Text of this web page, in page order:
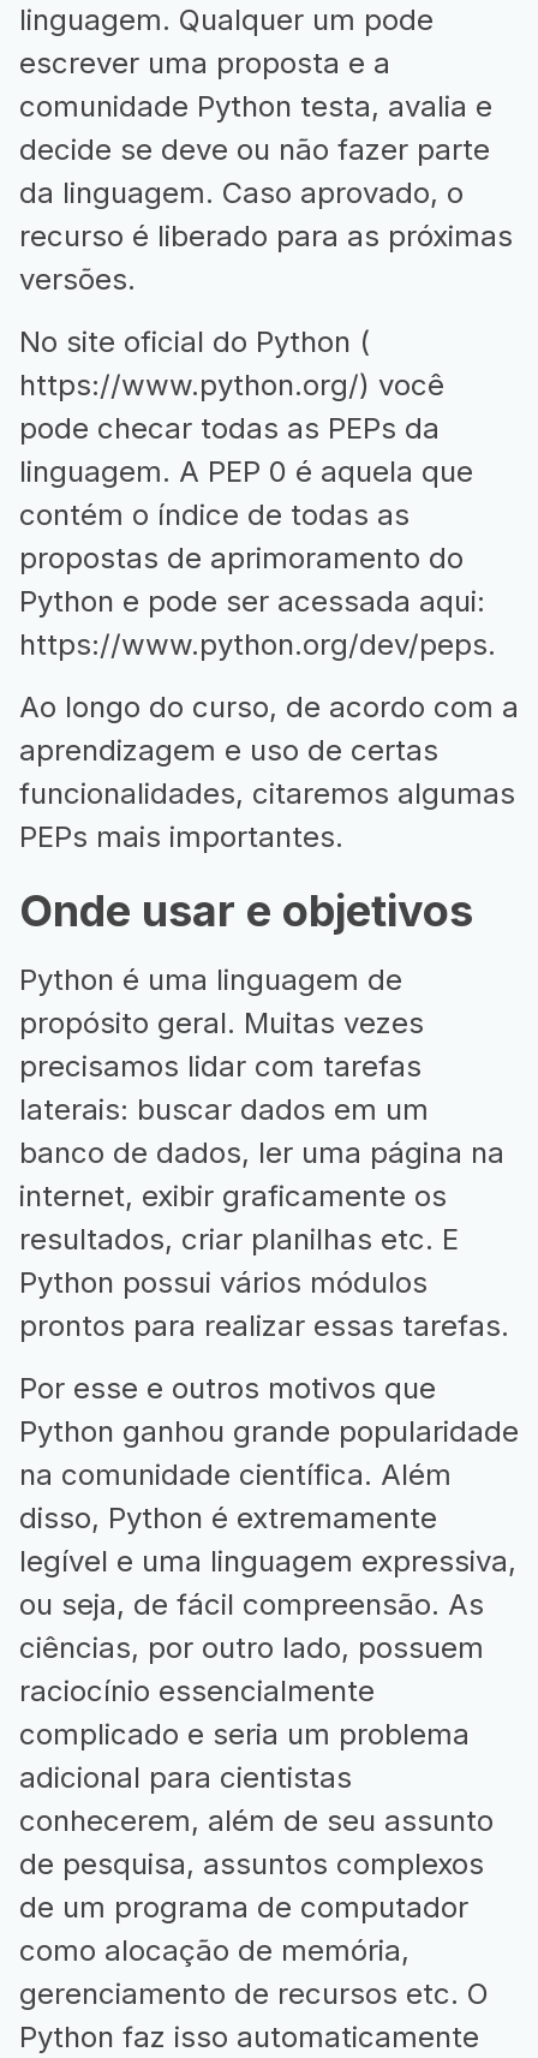
linguagem. Qualquer um pode
escrever uma proposta e a
comunidade Python testa, avalia e
decide se deve ou não fazer parte
da linguagem. Caso aprovado, o
recurso é liberado para as próximas
versões.
No site oficial do Python (
https://www.python.org/) você
pode checar todas as PEPs da
linguagem. A PEP 0 é aquela que
contém o índice de todas as
propostas de aprimoramento do
Python e pode ser acessada aqui:
https://www.python.org/dev/peps.
Ao longo do curso, de acordo com a
aprendizagem e uso de certas
funcionalidades, citaremos algumas
PEPs mais importantes.
Onde usar e objetivos
Python é uma linguagem de
propósito geral. Muitas vezes
precisamos lidar com tarefas
laterais: buscar dados em um
banco de dados, ler uma página na
internet, exibir graficamente os
resultados, criar planilhas etc. E
Python possui vários módulos
prontos para realizar essas tarefas.
Por esse e outros motivos que
Python ganhou grande popularidade
na comunidade científica. Além
disso, Python é extremamente
legível e uma linguagem expressiva,
ou seja, de fácil compreensão. As
ciências, por outro lado, possuem
raciocínio essencialmente
complicado e seria um problema
adicional para cientistas
conhecerem, além de seu assunto
de pesquisa, assuntos complexos
de um programa de computador
como alocação de memória,
gerenciamento de recursos etc. O
Python faz isso automaticamente